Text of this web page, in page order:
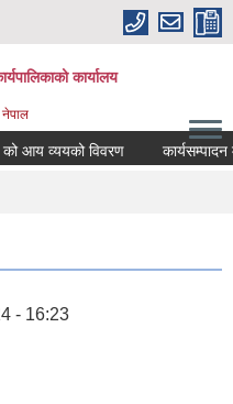
कार्यालय
आय व्ययको विवरण
- 16:23